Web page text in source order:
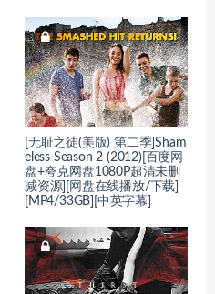
[无耻之徒(美版) 第二季]Sham
eless Season 2 (2012)[百度网
盘+夸克网盘1080P超清未删
减资源][网盘在线播放/下载]
[MP4/33GB][中英字幕]